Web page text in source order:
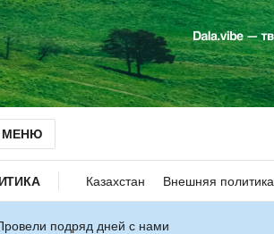
МЕНЮ
Казахстан Внешняя политика
подряд дней с нами